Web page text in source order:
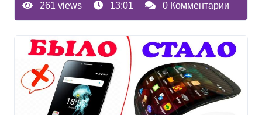
261 views 13:01 0 Комментарии